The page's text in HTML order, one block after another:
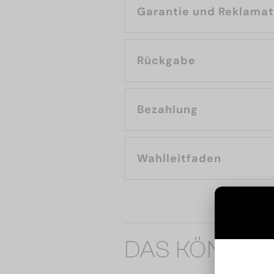
Garantie und
Rückgabe
Bezahlung
Wahlleitfaden
DAS